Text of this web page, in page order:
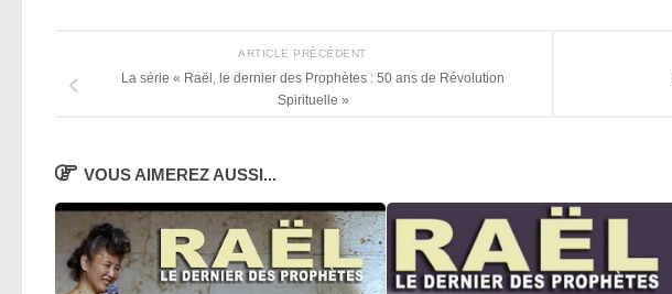
ARTICLE PRÉCÉDENT
La série « Raël, le dernier des Prophètes : 50 ans de Révolution
Spirituelle »
VOUS AIMEREZ AUSSI...